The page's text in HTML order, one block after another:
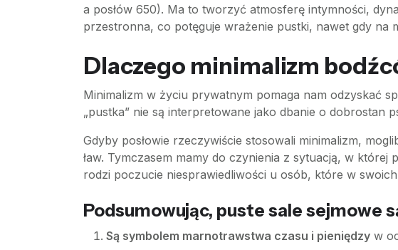
a posłów 650). Ma to tworzyć atmosferę intymności,
przestronna, co potęguje wrażenie pustki, nawet gdy na
Dlaczego minimalizm
Minimalizm w życiu prywatnym pomaga nam odzyskać
„pustka” nie są interpretowane jako dbanie o dobrostan
Gdyby posłowie rzeczywiście stosowali minimalizm,
ław. Tymczasem mamy do czynienia z sytuacją, w której
rodzi poczucie niesprawiedliwości u osób, które w
Podsumowując, puste sale sejmowe
Są symbolem marnotrawstwa czasu i pieniędzy w